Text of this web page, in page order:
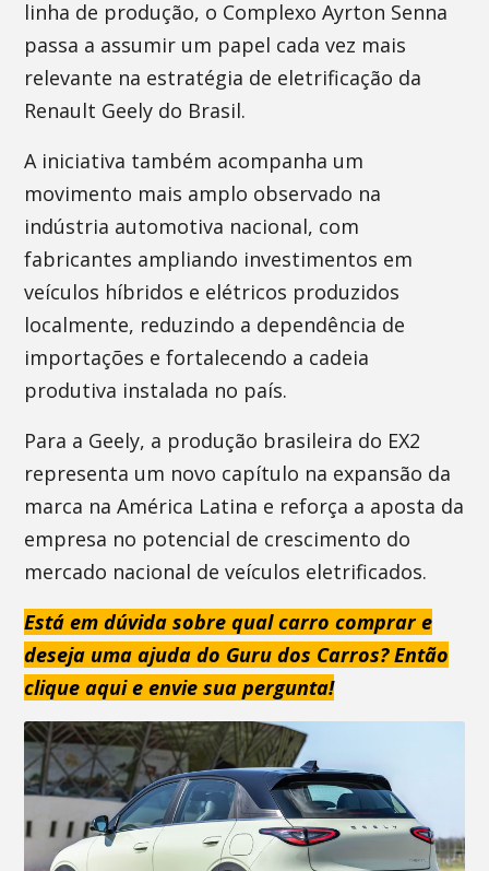
linha de produção, o Complexo Ayrton Senna
passa a assumir um papel cada vez mais
relevante na estratégia de eletrificação da
Renault Geely do Brasil.
A iniciativa também acompanha um
movimento mais amplo observado na
indústria automotiva nacional, com
fabricantes ampliando investimentos em
veículos híbridos e elétricos produzidos
localmente, reduzindo a dependência de
importações e fortalecendo a cadeia
produtiva instalada no país.
Para a Geely, a produção brasileira do EX2
representa um novo capítulo na expansão da
marca na América Latina e reforça a aposta da
empresa no potencial de crescimento do
mercado nacional de veículos eletrificados.
Está em dúvida sobre qual carro comprar e
deseja uma ajuda do Guru dos Carros? Então
clique aqui e envie sua pergunta!